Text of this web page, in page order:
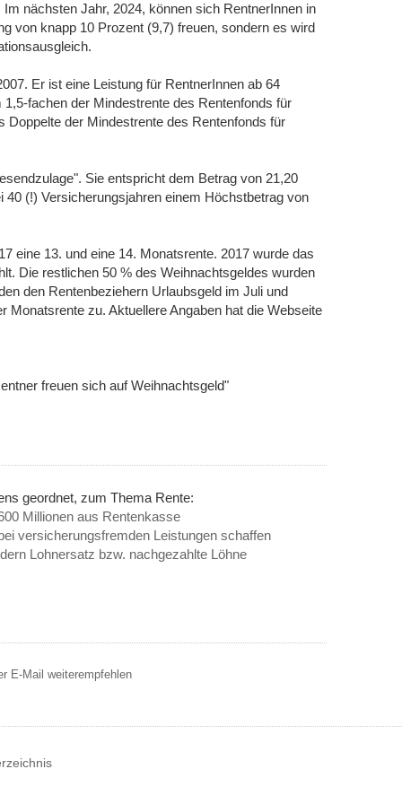
nächsten Jahr, 2024, können sich RentnerInnen in
von knapp 10 Prozent (9,7) freuen, sondern es wird
Er ist eine Leistung für RentnerInnen ab 64
fachen der Mindestrente des Rentenfonds für
Doppelte der Mindestrente des Rentenfonds für
Sie entspricht dem Betrag von 21,20
(!) Versicherungsjahren einem Höchstbetrag von
eine 13. und eine 14. Monatsrente. 2017 wurde das
Die restlichen 50 % des Weihnachtsgeldes wurden
den Rentenbeziehern Urlaubsgeld im Juli und
zu. Aktuellere Angaben hat die Webseite
freuen sich auf Weihnachtsgeld"
geordnet, zum Thema Rente:
Millionen aus Rentenkasse
versicherungsfremden Leistungen schaffen
Lohnersatz bzw. nachgezahlte Löhne
E-Mail weiterempfehlen